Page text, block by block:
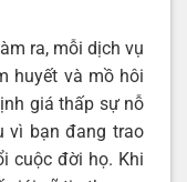
ra, mỗi dịch vụ
huyết và mồ hôi
giá thấp sự nỗ
vì bạn đang trao
cuộc đời họ. Khi